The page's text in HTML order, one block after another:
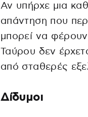
Αν υπήρχε μια
απάντηση που
μπορεί να
Ταύρου δεν
από σταθερές
Δίδυμοι